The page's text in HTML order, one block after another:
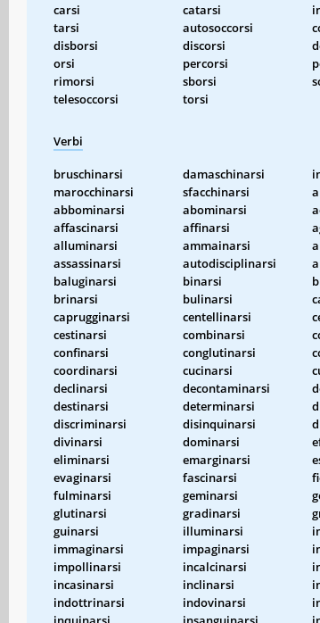
carsi catarsi
tarsi
autosoccorsi
disborsi
discorsi
orsi
percorsi
rimorsi
sborsi
telesoccorsi
torsi
Verbi
bruschinarsi damaschinarsi
marocchinarsi
sfacchinarsi
abbominarsi
abominarsi
affascinarsi
affinarsi
alluminarsi
ammainarsi
assassinarsi
autodisciplinarsi
baluginarsi
binarsi
brinarsi
bulinarsi
caprugginarsi
centellinarsi
cestinarsi
combinarsi
confinarsi
conglutinarsi
coordinarsi
cucinarsi
declinarsi
decontaminarsi
destinarsi
determinarsi
discriminarsi
disinquinarsi
divinarsi
dominarsi
eliminarsi
emarginarsi
evaginarsi
fascinarsi
fulminarsi
geminarsi
glutinarsi
gradinarsi
guinarsi
illuminarsi
immaginarsi
impaginarsi
impollinarsi
incalcinarsi
incasinarsi
inclinarsi
indottrinarsi
indovinarsi